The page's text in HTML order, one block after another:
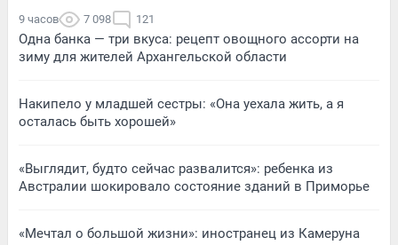
9 часов 7 098 121
Одна банка — три вкуса: рецепт овощного ассорти на
зиму для жителей Архангельской области
Накипело у младшей сестры: «Она уехала жить, а я
осталась быть хорошей»
«Выглядит, будто сейчас развалится»: ребенка из
Австралии шокировало состояние зданий в Приморье
«Мечтал о большой жизни»: иностранец из Камеруна